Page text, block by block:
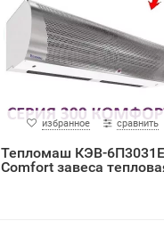
избранное сравнить
Тепломаш КЭВ-6П3031Е
Comfort завеса